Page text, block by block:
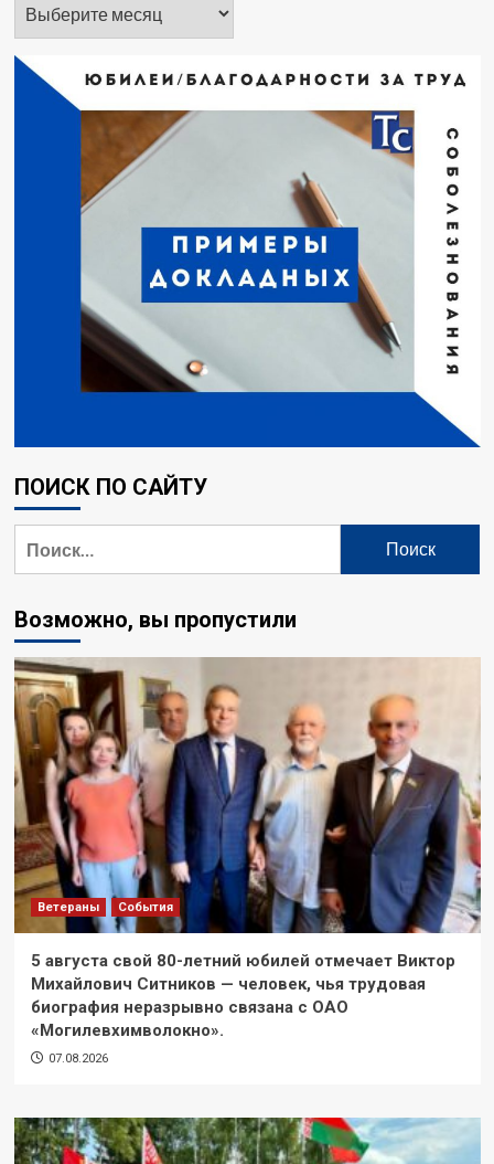
ПОИСК ПО САЙТУ
Возможно, вы пропустили
Ветераны События
5 августа свой 80-летний юбилей отмечает Виктор
Михайлович Ситников — человек, чья трудовая
биография неразрывно связана с ОАО
«Могилевхимволокно».
07.08.2026